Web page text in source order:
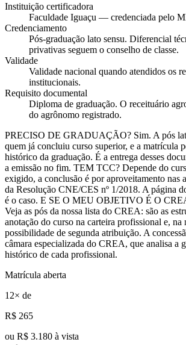
Instituição certificadora
Faculdade Iguaçu — credenciada pelo
Credenciamento
Pós-graduação lato sensu. Diferencial
privativas seguem o conselho de classe.
Validade
Validade nacional quando atendidos os
institucionais.
Requisito documental
Diploma de graduação. O receituário
do agrônomo registrado.
PRECISO DE GRADUAÇÃO? Sim. A pós
quem já concluiu curso superior, e a matrícula
histórico da graduação. É a entrega desses
a emissão no fim. TEM TCC? Depende do
exigido, a conclusão é por aproveitamento nas
da Resolução CNE/CES nº 1/2018. A página
é o caso. E SE O MEU OBJETIVO É O
Veja as pós da nossa lista do CREA: são as
anotação do curso na carteira profissional e, na
possibilidade de segunda atribuição. A
câmara especializada do CREA, que analisa a
histórico de cada profissional.
Matrícula aberta
12× de
R$ 265
ou R$ 3.180 à vista